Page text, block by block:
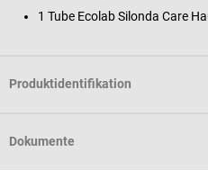
1 Tube Ecolab Silonda Care
Produktidentifikation
Dokumente